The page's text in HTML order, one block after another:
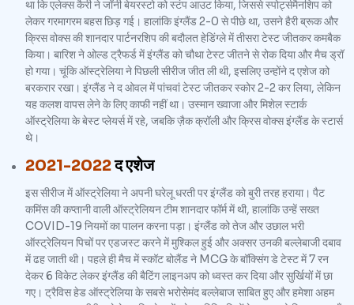
था कि एलेक्स कैरी ने जॉनी बेयरस्टो को स्टंप आउट किया, जिससे स्पोर्ट्समैनशिप को
लेकर गरमागरम बहस छिड़ गई। हालांकि इंग्लैंड 2-0 से पीछे था, उसने हैरी ब्रूक और
क्रिस वोक्स की शानदार पार्टनरशिप की बदौलत हेडिंग्ले में तीसरा टेस्ट जीतकर कमबैक
किया। बारिश ने ओल्ड ट्रैफर्ड में इंग्लैंड को चौथा टेस्ट जीतने से रोक दिया और मैच ड्रॉ
हो गया। चूंकि ऑस्ट्रेलिया ने पिछली सीरीज जीत ली थी, इसलिए उन्होंने द एशेज को
बरकरार रखा। इंग्लैंड ने द ओवल में पांचवां टेस्ट जीतकर स्कोर 2-2 कर लिया, लेकिन
यह कलश वापस लेने के लिए काफी नहीं था। उस्मान ख्वाजा और मिशेल स्टार्क
ऑस्ट्रेलिया के बेस्ट प्लेयर्स में रहे, जबकि ज़ैक क्रॉली और क्रिस वोक्स इंग्लैंड के स्टार्स
थे।
2021-2022द एशेज
इस सीरीज में ऑस्ट्रेलिया ने अपनी घरेलू धरती पर इंग्लैंड को बुरी तरह हराया। पैट
कमिंस की कप्तानी वाली ऑस्ट्रेलियन टीम शानदार फॉर्म में थी, हालांकि उन्हें सख्त
COVID-19 नियमों का पालन करना पड़ा। इंग्लैंड को तेज और उछाल भरी
ऑस्ट्रेलियन पिचों पर एडजस्ट करने में मुश्किल हुई और अक्सर उनकी बल्लेबाजी दबाव
में ढह जाती थी। पहले ही मैच में स्कॉट बोलैंड ने MCG के बॉक्सिंग डे टेस्ट में 7 रन
देकर 6 विकेट लेकर इंग्लैंड की बैटिंग लाइनअप को ध्वस्त कर दिया और सुर्खियों में छा
गए। ट्रैविस हेड ऑस्ट्रेलिया के सबसे भरोसेमंद बल्लेबाज साबित हुए और हमेशा अहम